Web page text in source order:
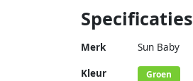
Specificaties
Merk Sun Baby
Kleur Groen